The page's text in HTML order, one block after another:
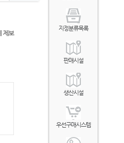
제보
지정분류목록
판매시설
생산시설
우선구매시스템